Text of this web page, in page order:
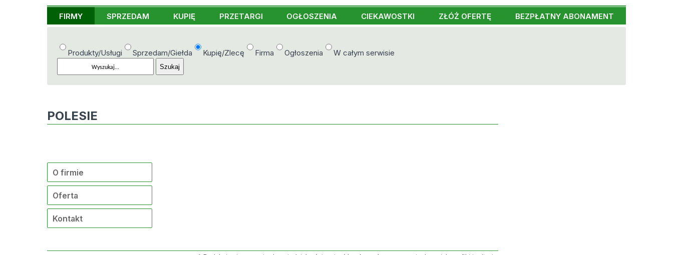
FIRMY SPRZEDAM KUPIĘ PRZETARGI OGŁOSZENIA CIEKAWOSTKI ZŁÓŻ OFERTĘ BEZPŁATNY ABONAMENT
Produkty/Usługi Sprzedam/Giełda Kupię/Zlecę Firma Ogłoszenia W całym serwisie
POLESIE
O firmie
Oferta
Kontakt